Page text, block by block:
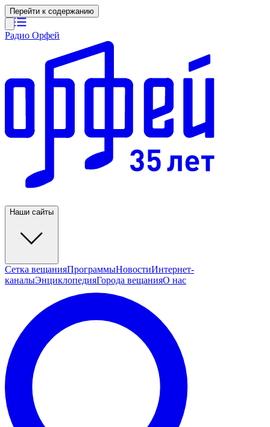
Перейти к содержанию
Радио Орфей
Наши сайты
Сетка вещанияПрограммыНовостиИнтернет-
каналыЭнциклопедияГорода вещанияО нас